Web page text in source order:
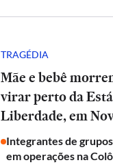
TRAGÉDIA
Mãe e bebê
virar perto da
Liberdade, em
Integrantes de
em operações na